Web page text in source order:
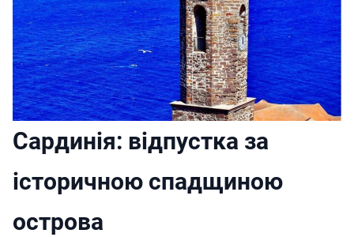
Сардинія: відпустка за
історичною спадщиною
острова